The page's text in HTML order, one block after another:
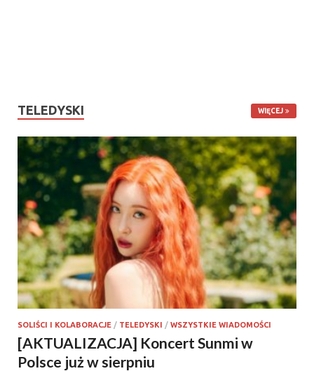
TELEDYSKI WIĘCEJ
SOLIŚCI I KOLABORACJE / TELEDYSKI / WSZYSTKIE WIADOMOŚCI
[AKTUALIZACJA] Koncert Sunmi w
Polsce już w sierpniu